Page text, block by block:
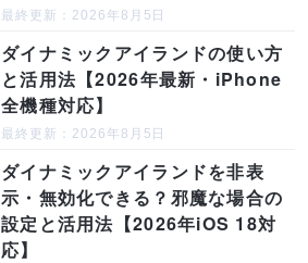
最終更新：2026年8月5日
ダイナミックアイランドの使い方
と活用法【2026年最新・iPhone
全機種対応】
最終更新：2026年8月5日
ダイナミックアイランドを非表
示・無効化できる？邪魔な場合の
設定と活用法【2026年iOS 18対
応】